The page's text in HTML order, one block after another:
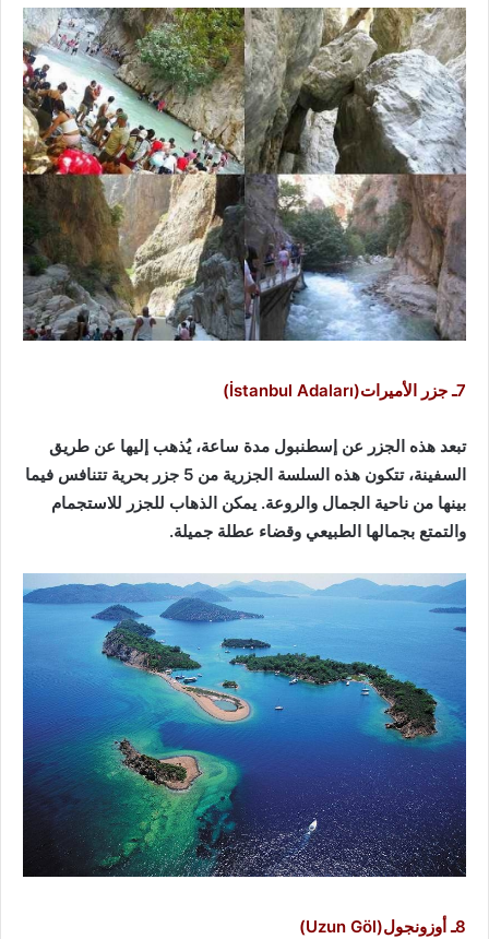
7ـ جزر الأميرات(İstanbul Adaları)
تبعد هذه الجزر عن إسطنبول مدة ساعة، يُذهب إليها عن طريق
السفينة، تتكون هذه السلسة الجزرية من 5 جزر بحرية تتنافس فيما
بينها من ناحية الجمال والروعة. يمكن الذهاب للجزر للاستجمام
والتمتع بجمالها الطبيعي وقضاء عطلة جميلة.
8ـ أوزونجول(Uzun Göl)